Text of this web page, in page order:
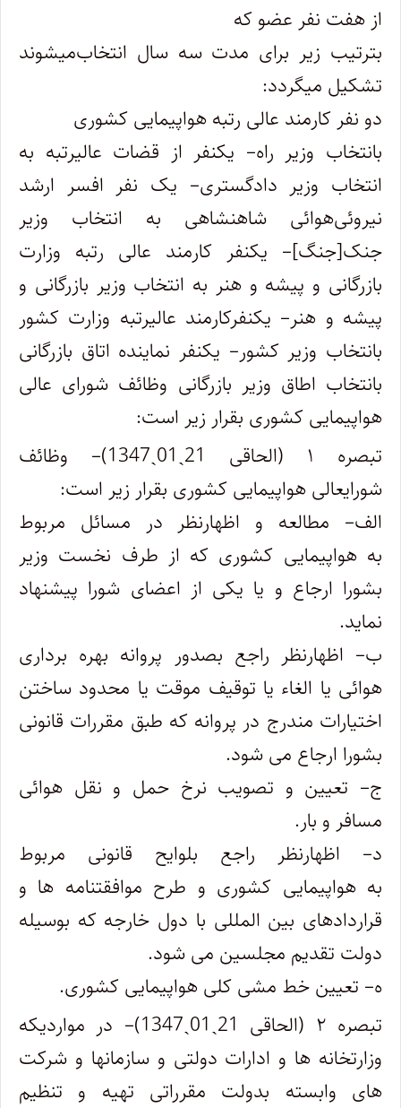
از هفت نفر عضو که
بترتیب زیر برای مدت سه سال انتخاب‌میشوند
تشکیل میگردد:
دو نفر کارمند عالی رتبه هواپیمایی کشوری
بانتخاب وزیر راه– یکنفر از قضات عالیرتبه به
انتخاب وزیر دادگستری– یک نفر افسر ارشد
نیروئی‌هوائی شاهنشاهی به انتخاب وزیر
جنک[جنگ]– یکنفر کارمند عالی رتبه وزارت
بازرگانی و پیشه و هنر به انتخاب وزیر بازرگانی و
پیشه و هنر– یکنفر‌کارمند عالیرتبه وزارت کشور
بانتخاب وزیر کشور– یکنفر نماینده اتاق بازرگانی
بانتخاب اطاق وزیر بازرگانی وظائف شورای عالی
هواپیمایی کشوری بقرار زیر است:
تبصره ۱ (الحاقی 21ˏ01ˏ1347)– وظائف
شورایعالی هواپیمایی کشوری بقرار زیر است:
الف– مطالعه و اظهارنظر در مسائل مربوط
به هواپیمایی کشوری که از طرف نخست‌ وزیر
بشورا ارجاع و یا یکی از اعضای شورا پیشنهاد
نماید.
ب– اظهارنظر راجع بصدور پروانه بهره‌ برداری
هوائی یا الغاء یا توقیف موقت یا محدود ساختن
اختیارات مندرج در پروانه که طبق مقررات قانونی
بشورا ارجاع می‌ شود.
ج– تعیین و تصویب نرخ حمل و نقل هوائی
مسافر و بار.
د– اظهارنظر راجع بلوایح قانونی مربوط
به هواپیمایی کشوری و طرح موافقتنامه‌ ها و
قراردادهای بین‌ المللی با دول خارجه که بوسیله
دولت تقدیم‌ مجلسین می‌ شود.
ه– تعیین خط مشی کلی هواپیمایی کشوری.
‌تبصره ۲ (الحاقی 21ˏ01ˏ1347)– در مواردیکه
وزارتخانه‌ ها و ادارات دولتی و سازمانها و شرکت
های وابسته بدولت مقرراتی تهیه و تنظیم